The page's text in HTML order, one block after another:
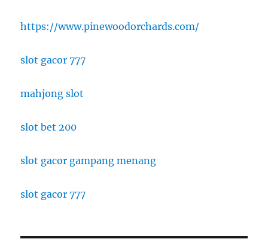
https://www.pinewoodorchards.com/
slot gacor 777
mahjong slot
slot bet 200
slot gacor gampang menang
slot gacor 777